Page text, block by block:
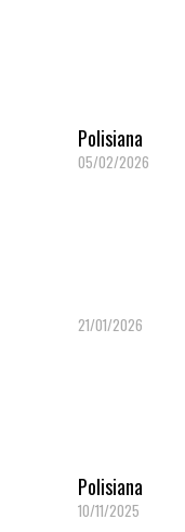
Polisiana
05/02/2026
21/01/2026
Polisiana
10/11/2025